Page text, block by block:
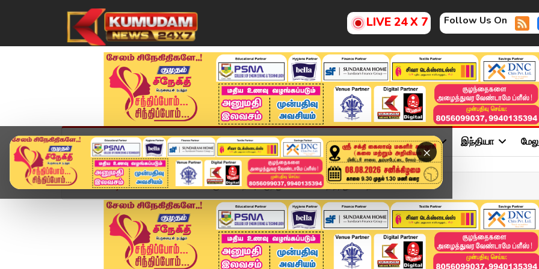
LIVE 24 X 7 Follow Us On
×
முகப்பு விளையாட்டு அண்மை தமிழ்நாடு சினிமா அரசியல் விளையாட்டு இந்தியா
Home வீடியோ ஸ்டோரி பன்னோக்கு உயர்சிறப்பு மருத்துவமனையை திறந்து வைத...